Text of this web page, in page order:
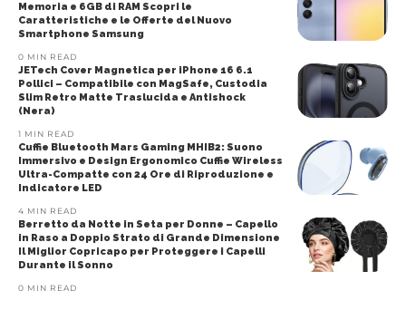
Memoria e 6GB di RAM Scopri le
Caratteristiche e le Offerte del Nuovo
Smartphone Samsung
0 MIN READ
JETech Cover Magnetica per iPhone 16 6.1
Pollici – Compatibile con MagSafe, Custodia
Slim Retro Matte Traslucida e Antishock
(Nera)
1 MIN READ
Cuffie Bluetooth Mars Gaming MHIB2: Suono
Immersivo e Design Ergonomico Cuffie Wireless
Ultra-Compatte con 24 Ore di Riproduzione e
Indicatore LED
4 MIN READ
Berretto da Notte in Seta per Donne – Capello
in Raso a Doppio Strato di Grande Dimensione
Il Miglior Copricapo per Proteggere i Capelli
Durante il Sonno
0 MIN READ